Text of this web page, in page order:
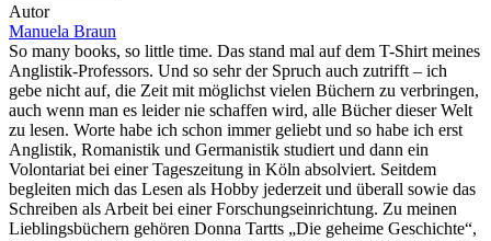
Autor
Manuela Braun
So many books, so little time. Das stand mal auf dem T-Shirt meines
Anglistik-Professors. Und so sehr der Spruch auch zutrifft – ich
gebe nicht auf, die Zeit mit möglichst vielen Büchern zu verbringen,
auch wenn man es leider nie schaffen wird, alle Bücher dieser Welt
zu lesen. Worte habe ich schon immer geliebt und so habe ich erst
Anglistik, Romanistik und Germanistik studiert und dann ein
Volontariat bei einer Tageszeitung in Köln absolviert. Seitdem
begleiten mich das Lesen als Hobby jederzeit und überall sowie das
Schreiben als Arbeit bei einer Forschungseinrichtung. Zu meinen
Lieblingsbüchern gehören Donna Tartts „Die geheime Geschichte“,